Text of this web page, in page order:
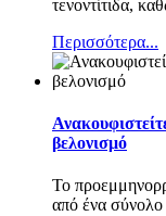
τενοντίτιδα,
Περισσότερα...
βελονισμό
Το
από ένα